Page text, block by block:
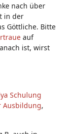
nach über
in der
Göttliche. Bitte
auf
ist, wirst
Schulung
Ausbildung,